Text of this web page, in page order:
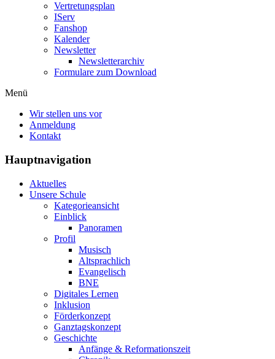
Vertretungsplan
IServ
Fanshop
Kalender
Newsletter
Newsletterarchiv
Formulare zum Download
Menü
Wir stellen uns vor
Anmeldung
Kontakt
Hauptnavigation
Aktuelles
Unsere Schule
Kategorieansicht
Einblick
Panoramen
Profil
Musisch
Altsprachlich
Evangelisch
BNE
Digitales Lernen
Inklusion
Förderkonzept
Ganztagskonzept
Geschichte
Anfänge & Reformationszeit